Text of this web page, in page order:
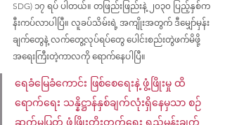
SDG) ၁၇ ရပ် ပါတယ်။ တဖြည်းဖြည်းနဲ့ ၂၀၃၀ ပြည့်နှစ်က
နီးကပ်လာပါပြီ။ လူခပ်သိမ်းရဲ့ အကျိုးအတွက် ဒီမျှော်မှန်း
ချက်တွေနဲ့ လက်တွေ့လုပ်ရပ်တွေ ပေါင်းစည်းတွဲဖက်မိဖို့
အရေးကြီးတဲ့ကာလကို ရောက်နေပါပြီ။
ရေခံမြေခံကောင်း ဖြစ်စေရေးနဲ့ ဖွံ့ဖြိုးမှု ထိ
ရောက်ရေး သန္နိဋ္ဌာန်နှစ်ချက်လုံးရှိနေမှသာ စဉ်
ဆက်မပြတ် ဖွံ့ဖြိုးတိုးတက်ရေး ရည်မှန်းချက်